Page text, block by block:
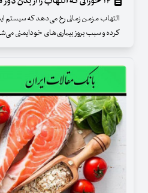
التهاب مزمن زمانی رخ می‌دهد که سیستم
کرده و سبب بروز بیماری‌های خودایمنی